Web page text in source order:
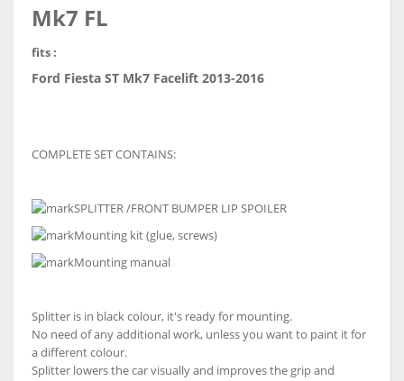
Mk7 FL
fits :
Ford Fiesta ST Mk7 Facelift 2013-2016
COMPLETE SET CONTAINS:
SPLITTER /FRONT BUMPER LIP SPOILER
Mounting kit (glue, screws)
Mounting manual
Splitter is in black colour, it's ready for mounting.
No need of any additional work, unless you want to paint it for
a different colour.
Splitter lowers the car visually and improves the grip and